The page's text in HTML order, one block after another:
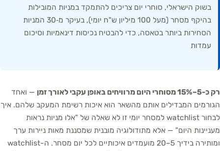
בשוק הישראלי, סוחרי יום צריכים להתמקד במניות המובילות
בהיקף מסחר (מעל 100 מיליון ש"ח יומי), בעיקר מ‑30 המניות
הסחירות ביותר בטאסה, כדי להבטיח נכיסות דינאמיות וסיכום
עמדות
רק כ-5–15% מסוחרי היום מרוויחים באופן עקבי לאורך זמן
— ואחד
הגורמים המבדילים אותם מהשאר הוא איכות רשימת המעקב שלהם. איך
לבחור watchlist למסחר יומי זו לא שאלה של "אלו מניות נראות
מעניינות היום" — אלא מתודולוגיה מובנית שמסננת מאות ניירות ערך
ומותירה בידיך 5–20 מועמדים איכותיים לכל יום מסחר. ה-watchlist